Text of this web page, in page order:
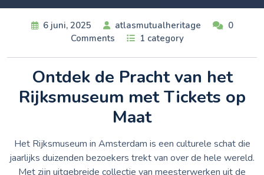
6 juni, 2025 atlasmutualheritage
0
Comments
1 category
Ontdek de Pracht van het
Rijksmuseum met Tickets op
Maat
Het Rijksmuseum in Amsterdam is een culturele schat die
jaarlijks duizenden bezoekers trekt van over de hele wereld.
Met zijn uitgebreide collectie van meesterwerken uit de